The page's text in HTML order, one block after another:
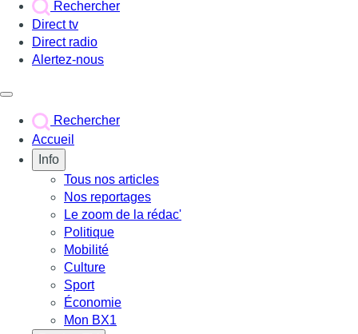
Rechercher
Direct tv
Direct radio
Alertez-nous
Rechercher
Accueil
Info
Tous nos articles
Nos reportages
Le zoom de la rédac'
Politique
Mobilité
Culture
Sport
Économie
Mon BX1